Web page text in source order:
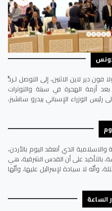
دير لاين الاثنين، إلى التوصل لـردٍّ
أزمة الهجرة في سبتة والتوترات
رئيس الوزراء الإسباني بيدرو سانشيز،
والاسلامية الذي اُنعقد اليوم بالأردن،
على أن القدس الشرقية، هي
وأنّه لا سيادة لإسرائيل عليها، وأنّها
الساعة